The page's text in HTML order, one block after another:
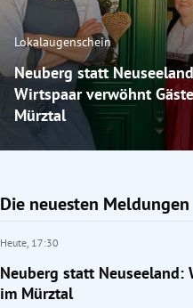
Lokalaugenschein
Neuberg statt
Wirtspaar verwöhnt
Mürztal
Die neuesten Meldungen
Heute, 17:30
Neuberg statt Neuseeland:
im Mürztal